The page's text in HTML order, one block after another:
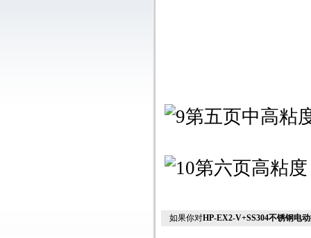
如果你对HP-EX2-V+SS304不锈钢电